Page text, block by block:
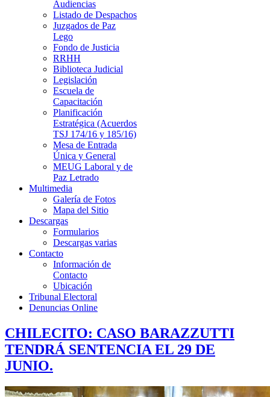
Audiencias
Listado de Despachos
Juzgados de Paz
Lego
Fondo de Justicia
RRHH
Biblioteca Judicial
Legislación
Escuela de
Capacitación
Planificación
Estratégica (Acuerdos
TSJ 174/16 y 185/16)
Mesa de Entrada
Única y General
MEUG Laboral y de
Paz Letrado
Multimedia
Galería de Fotos
Mapa del Sitio
Descargas
Formularios
Descargas varias
Contacto
Información de
Contacto
Ubicación
Tribunal Electoral
Denuncias Online
CHILECITO: CASO BARAZZUTTI
TENDRÁ SENTENCIA EL 29 DE
JUNIO.